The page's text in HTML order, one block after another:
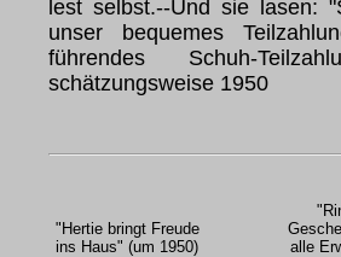
lest selbst.--Und sie lasen:
unser bequemes
führendes Schuh-
schätzungsweise 1950
"Hertie bringt Freude
ins Haus" (um 1950)
alle